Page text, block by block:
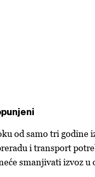
od samo tri godine
i transport
smanjivati izvoz u